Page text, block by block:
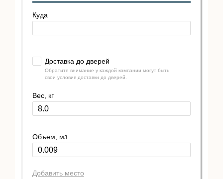
Куда
Доставка до дверей
Обратите внимание у каждой компании могут быть
свои условия доставки до дверей.
Вес, кг
Объем, м3
Добавить место